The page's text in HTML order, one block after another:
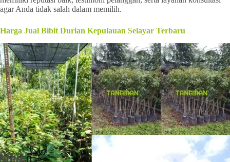
agar Anda tidak salah dalam memilih.
Harga Jual Bibit Durian Kepulauan Selayar Terbaru